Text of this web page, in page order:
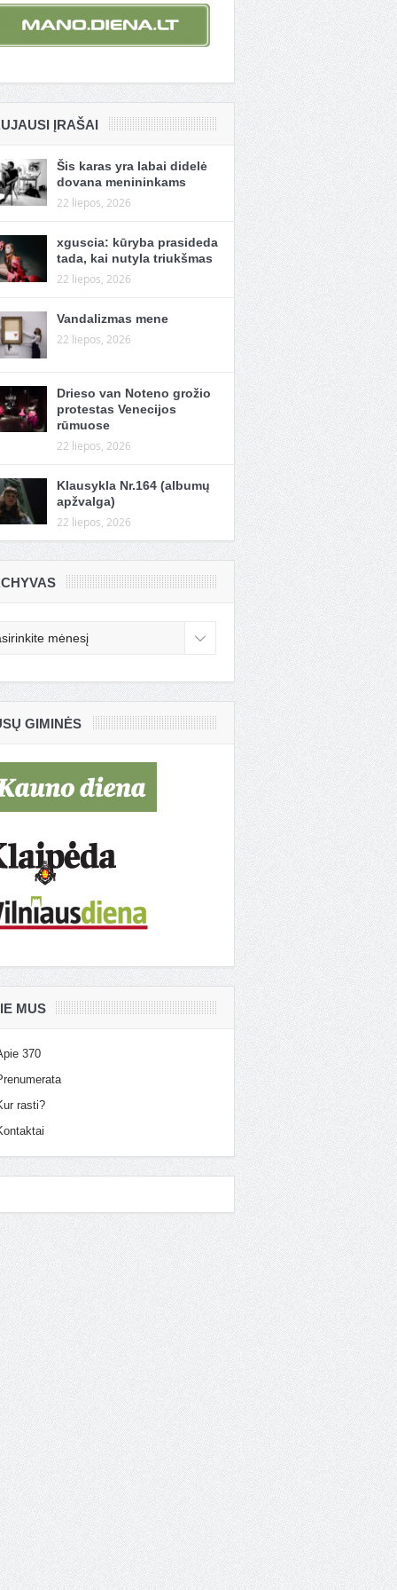
ĮRAŠAI
Šis karas yra labai didelė
dovana menininkams
22 liepos, 2026
xguscia: kūryba prasideda
tada, kai nutyla triukšmas
22 liepos, 2026
Vandalizmas mene
22 liepos, 2026
Drieso van Noteno grožio
protestas Venecijos
rūmuose
22 liepos, 2026
Klausykla Nr.164 (albumų
apžvalga)
22 liepos, 2026
GIMINĖS
MUS
370
rasti?